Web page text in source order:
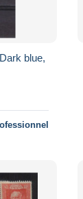
blue,